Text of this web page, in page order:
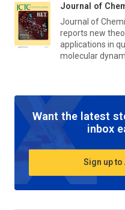
Journal of
Journal of
reports new
applications in
molecular
Want the latest
inbox
Sign up to